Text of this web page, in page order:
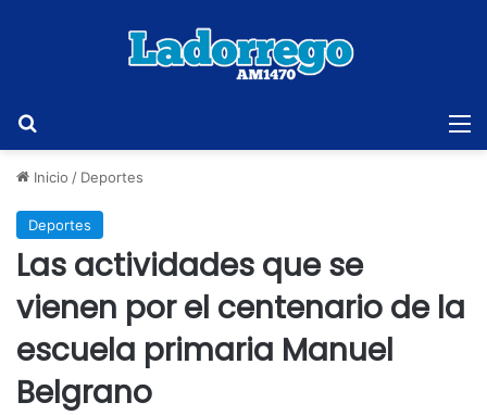
Inicio / Deportes
Deportes
Las actividades que se
vienen por el centenario de la
escuela primaria Manuel
Belgrano